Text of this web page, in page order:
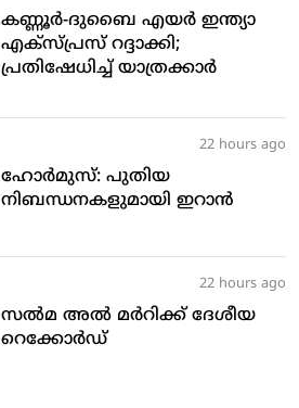
കണ്ണൂര്‍-ദുബൈ എയര്‍ ഇന്ത്യാ
എക്‌സ്പ്രസ് റദ്ദാക്കി;
പ്രതിഷേധിച്ച് യാത്രക്കാര്‍
22 hours ago
ഹോർമുസ്: പുതിയ
നിബന്ധനകളുമായി ഇറാൻ
22 hours ago
സൽമ അൽ മർറിക്ക് ദേശീയ
റെക്കോർഡ്